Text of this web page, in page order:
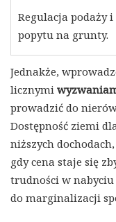
Regulacja podaży i
popytu na grunty.
Jednakże,
licznymi
prowadzić do
Dostępność ziemi
niższych
gdy cena staje się
trudności w
do marginalizacji